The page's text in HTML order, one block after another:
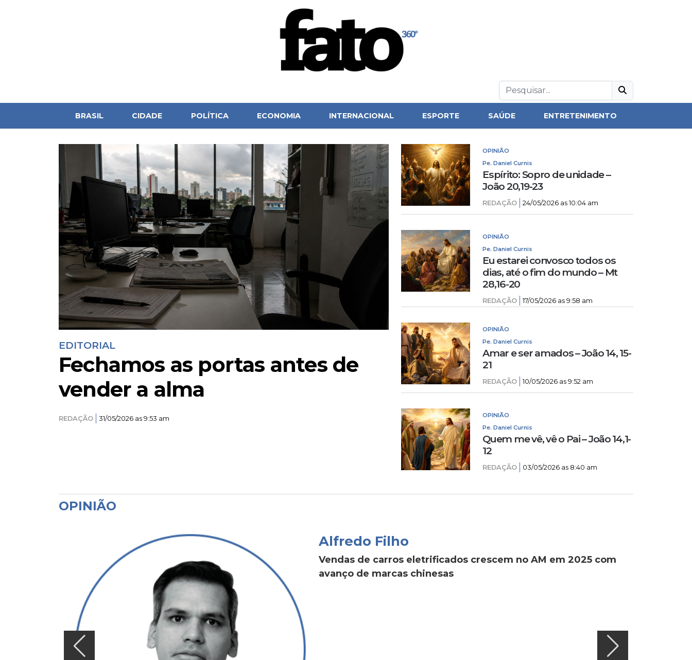
BRASIL CIDADE POLÍTICA ECONOMIA INTERNACIONAL ESPORTE SAÚDE ENTRETENIMENTO
EDITORIAL
Fechamos as portas antes de
vender a alma
REDAÇÃO 31/05/2026 as 9:53 am
OPINIÃO
Pe. Daniel Curnis
Espírito: Sopro de unidade –
João 20,19-23
REDAÇÃO 24/05/2026 as 10:04 am
OPINIÃO
Pe. Daniel Curnis
Eu estarei convosco todos os
dias, até o fim do mundo – Mt
28,16-20
REDAÇÃO 17/05/2026 as 9:58 am
OPINIÃO
Pe. Daniel Curnis
Amar e ser amados – João 14, 15-
21
REDAÇÃO 10/05/2026 as 9:52 am
OPINIÃO
Pe. Daniel Curnis
Quem me vê, vê o Pai – João 14,1-
12
REDAÇÃO 03/05/2026 as 8:40 am
OPINIÃO
Alfredo Filho
Vendas de carros eletrificados crescem no AM em 2025 com
avanço de marcas chinesas